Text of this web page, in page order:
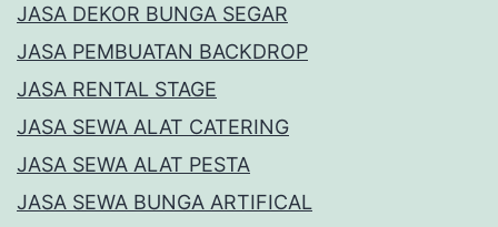
JASA DEKOR BUNGA SEGAR
JASA PEMBUATAN BACKDROP
JASA RENTAL STAGE
JASA SEWA ALAT CATERING
JASA SEWA ALAT PESTA
JASA SEWA BUNGA ARTIFICAL